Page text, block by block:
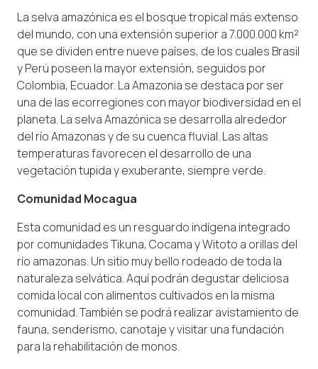
La selva amazónica es el bosque tropical más extenso
del mundo, con una extensión superior a 7.000.000 km²
que se dividen entre nueve países, de los cuales Brasil
y Perú poseen la mayor extensión, seguidos por
Colombia, Ecuador.​ La Amazonia se destaca por ser
una de las ecorregiones con mayor biodiversidad en el
planeta. La selva Amazónica se desarrolla alrededor
del río Amazonas y de su cuenca fluvial. Las altas
temperaturas favorecen el desarrollo de una
vegetación tupida y exuberante, siempre verde.
Comunidad Mocagua
Esta comunidad es un resguardo indígena integrado
por comunidades Tikuna, Cocama y Witoto a orillas del
río amazonas. Un sitio muy bello rodeado de toda la
naturaleza selvática. Aquí podrán degustar deliciosa
comida local con alimentos cultivados en la misma
comunidad. También se podrá realizar avistamiento de
fauna, senderismo, canotaje y visitar una fundación
para la rehabilitación de monos.